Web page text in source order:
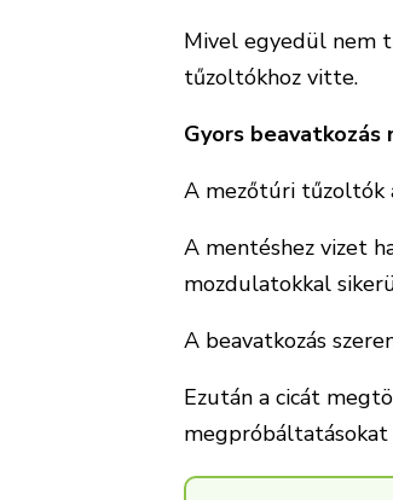
Mivel egyedül nem
tűzoltókhoz vitte.
Gyors
A mezőtúri tűzoltók
A mentéshez vizet
mozdulatokkal
A beavatkozás
Ezután a cicát
megpróbáltatásokat